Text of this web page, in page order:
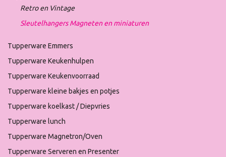
Retro en Vintage
Sleutelhangers Magneten en miniaturen
Tupperware Emmers
Tupperware Keukenhulpen
Tupperware Keukenvoorraad
Tupperware kleine bakjes en potjes
Tupperware koelkast / Diepvries
Tupperware lunch
Tupperware Magnetron/Oven
Tupperware Serveren en Presenter